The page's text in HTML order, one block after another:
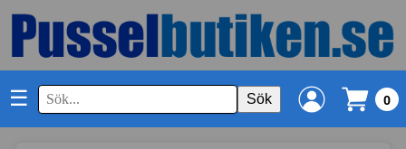
☰ Sök 0